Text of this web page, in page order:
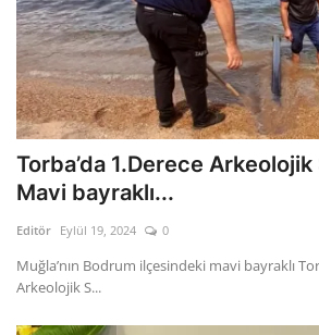
Torba’da 1.Derece Arkeolojik
Mavi bayraklı...
Editör Eylül 19, 2024 0
Muğla’nın Bodrum ilçesindeki mavi bayraklı
Arkeolojik S...